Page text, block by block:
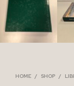
HOME / SHOP /